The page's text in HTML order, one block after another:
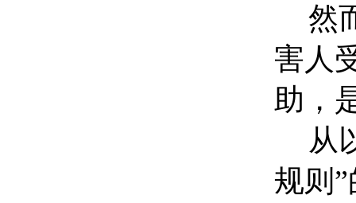
然
害人
助，
从
规则